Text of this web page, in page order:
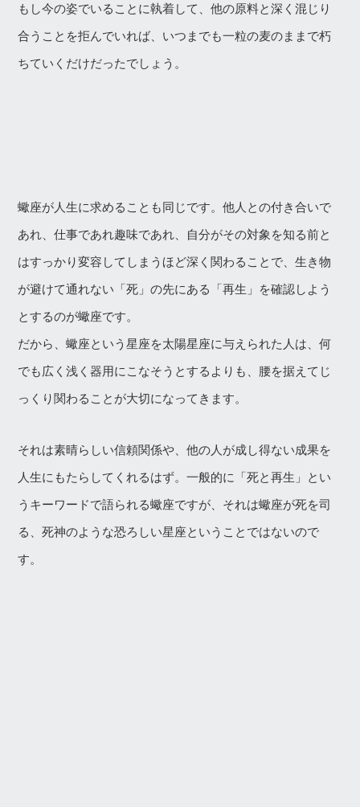
もし今の姿でいることに執着して、他の原料と深く混じり
合うことを拒んでいれば、いつまでも一粒の麦のままで朽
ちていくだけだったでしょう。
蠍座が人生に求めることも同じです。他人との付き合いで
あれ、仕事であれ趣味であれ、自分がその対象を知る前と
はすっかり変容してしまうほど深く関わることで、生き物
が避けて通れない「死」の先にある「再生」を確認しよう
とするのが蠍座です。
だから、蠍座という星座を太陽星座に与えられた人は、何
でも広く浅く器用にこなそうとするよりも、腰を据えてじ
っくり関わることが大切になってきます。
それは素晴らしい信頼関係や、他の人が成し得ない成果を
人生にもたらしてくれるはず。一般的に「死と再生」とい
うキーワードで語られる蠍座ですが、それは蠍座が死を司
る、死神のような恐ろしい星座ということではないので
す。